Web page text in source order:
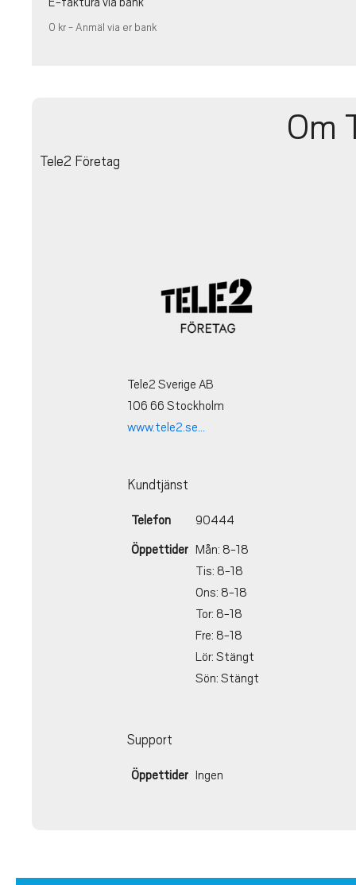
0 kr - Anmäl via er bank
Om
Tele2 Företag
Tele2 Sverige AB
106 66 Stockholm
www.tele2.se...
Kundtjänst
Telefon 90444
Öppettider Mån: 8-18
Tis: 8-18
Ons: 8-18
Tor: 8-18
Fre: 8-18
Lör: Stängt
Sön: Stängt
Support
Öppettider Ingen